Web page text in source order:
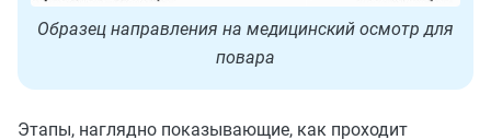
Образец направления на медицинский осмотр для
повара
Этапы, наглядно показывающие, как проходит